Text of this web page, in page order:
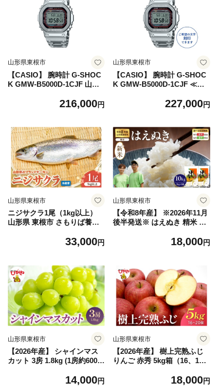
山形県東根市
【CASIO】 腕時計 G-SHOC
K GMW-B5000D-1CJF 山形
216,000円
山形県東根市
【CASIO】 腕時計 G-SHOC
K GMW-B5000D-1CJF ≪名
227,000円
山形県東根市
ニジサクラ1尾（1kg以上）
山形県 東根市 さもりば養魚
33,000円
山形県東根市
【令和8年産】 ※2026年11月
後半発送※ はえぬき 精米 10
市 耕成提供 hi076-006-113-r8
18,000円
山形県東根市
【2026年産】 シャインマス
カット 3房 1.8kg (1房約600g)
14,000円
山形県東根市
【2026年産】 樹上完熟ふじ
りんご 赤秀 5kg箱（16、1
18,000円